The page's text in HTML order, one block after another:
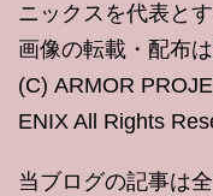
ニックスを代表と
画像の転載・配布
(C) ARMOR
ENIX All Rights
当ブログの記事は